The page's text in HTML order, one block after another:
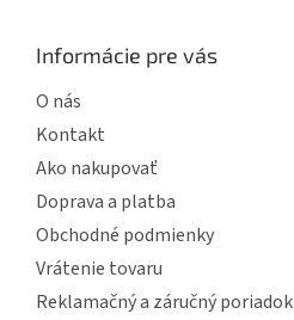
Informácie pre vás
O nás
Kontakt
Ako nakupovať
Doprava a platba
Obchodné podmienky
Vrátenie tovaru
Reklamačný a záručný poriadok